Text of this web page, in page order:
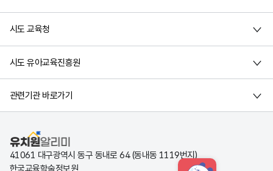
시도 교육청
시도 유아교육진흥원
관련기관 바로가기
유치원알리미
41061 대구광역시 동구 동내로 64 (동내동 1119번지)
한국교육학술정보원